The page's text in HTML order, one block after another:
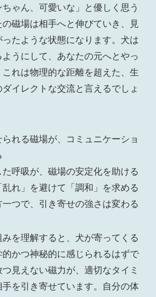
ゃん、可愛いな」と優しく思う
磁場は相手へと伸びていき、見
ったような状態になります。犬は
うにして、あなたの元へとやっ
れは物理的な距離を超えた、生
イレクトな交流と言えるでしょ
られる磁場が、コミュニケーショ
た呼吸が、磁場の安定化を助ける
乱れ」を避けて「調和」を求める
一つで、引き寄せの強さは変わる
を理解すると、犬が寄ってくる
かつ神秘的に感じられるはずで
見えない磁力が、適切なタイミ
手を引き寄せています。自分の体